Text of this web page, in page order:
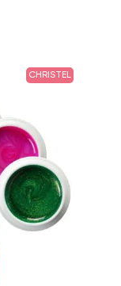
CHRISTEL